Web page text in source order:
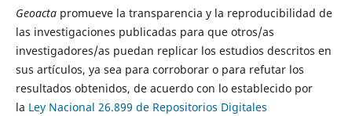
Geoactapromueve la transparencia y la reproducibilidad de
las investigaciones publicadas para que otros/as
investigadores/as puedan replicar los estudios descritos en
sus artículos, ya sea para corroborar o para refutar los
resultados obtenidos, de acuerdo con lo establecido por
la Ley Nacional 26.899 de Repositorios Digitales